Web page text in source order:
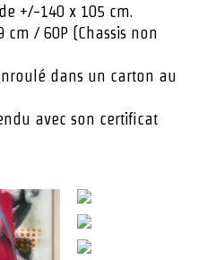
+/-140 x 105 cm.
cm / 60P (Chassis non
dans un carton au
avec son certificat